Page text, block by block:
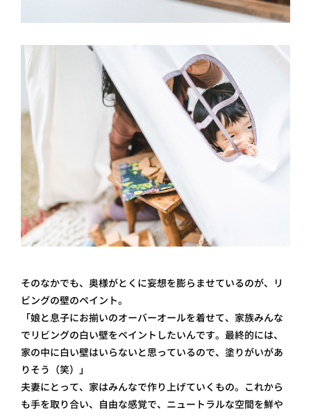
そのなかでも、奥様がとくに妄想を膨らませているのが、リ
ビングの壁のペイント。
「娘と息子にお揃いのオーバーオールを着せて、家族みんな
でリビングの白い壁をペイントしたいんです。最終的には、
家の中に白い壁はいらないと思っているので、塗りがいがあ
りそう（笑）」
夫妻にとって、家はみんなで作り上げていくもの。これから
も手を取り合い、自由な感覚で、ニュートラルな空間を鮮や